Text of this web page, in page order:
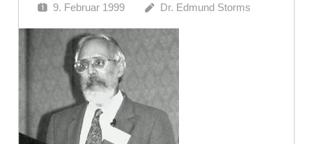
9. Februar 1999 Dr. Edmund Storms